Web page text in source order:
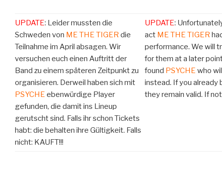
UPDATE: Leider mussten die
Schweden von ME THE TIGER die
Teilnahme im April absagen. Wir
versuchen euch einen Auftritt der
Band zu einem späteren Zeitpunkt zu
organisieren. Derweil haben sich mit
PSYCHE ebenwürdige Player
gefunden, die damit ins Lineup
gerutscht sind. Falls ihr schon Tickets
habt: die behalten ihre Gültigkeit. Falls
nicht: KAUFT!!!
UPDATE:
act ME THE TIGER
performance. We will
for them at a later
found PSYCHE who
instead. If you
they remain valid. If